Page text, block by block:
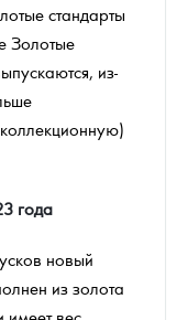
стандарты
Золотые
из-
года
новый
из золота